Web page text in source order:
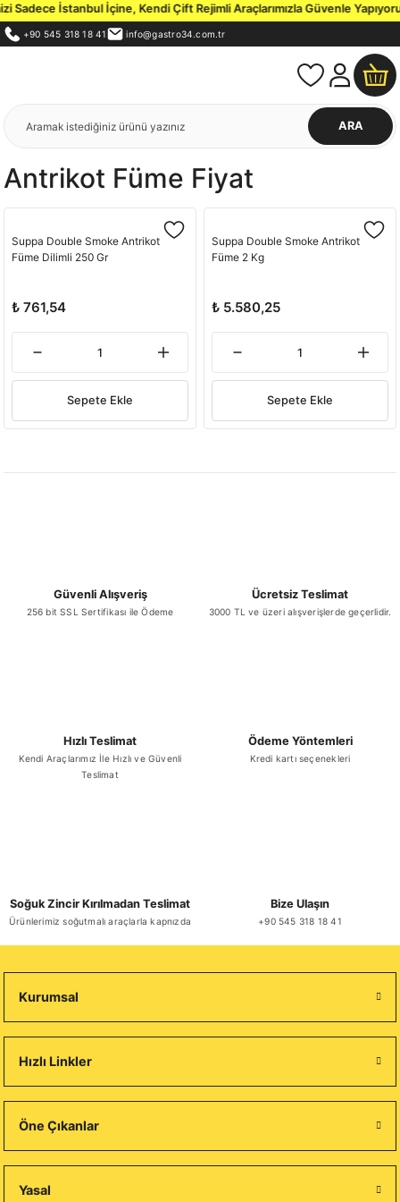
Sadece İstanbul İçine, Kendi Çift Rejimli Araçlarımızla Güvenle
+90 545 318 18 41 info@gastro34.com.tr
ARA
Antrikot Füme Fiyat
Suppa Double Smoke Antrikot
Füme Dilimli 250 Gr
₺ 761,54
Sepete Ekle
Suppa Double Smoke Antrikot
Füme 2 Kg
₺ 5.580,25
Sepete Ekle
Güvenli Alışveriş
256 bit SSL Sertifikası ile Ödeme
Ücretsiz Teslimat
3000 TL ve üzeri alışverişlerde geçerlidir.
Hızlı Teslimat
Kendi Araçlarımız İle Hızlı ve Güvenli
Teslimat
Ödeme Yöntemleri
Kredi kartı seçenekleri
Soğuk Zincir Kırılmadan Teslimat
Ürünlerimiz soğutmalı araçlarla kapnızda
Bize Ulaşın
+90 545 318 18 41
Kurumsal
Hızlı Linkler
Öne Çıkanlar
Yasal